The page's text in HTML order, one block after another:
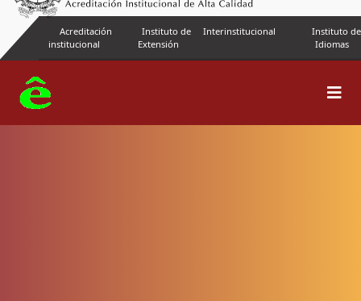
Acreditación
institucional
Instituto de
Extensión
Interinstitucional
Instituto de
Idiomas